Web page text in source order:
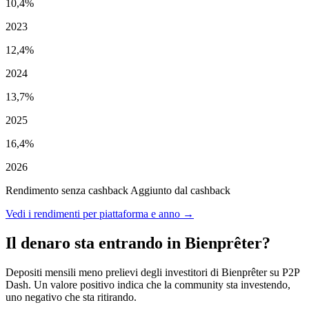
10,4%
2023
12,4%
2024
13,7%
2025
16,4%
2026
Rendimento senza cashback Aggiunto dal cashback
Vedi i rendimenti per piattaforma e anno →
Il denaro sta entrando in Bienprêter?
Depositi mensili meno prelievi degli investitori di Bienprêter su P2P
Dash. Un valore positivo indica che la community sta investendo,
uno negativo che sta ritirando.